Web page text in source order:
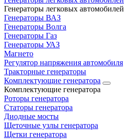
Генераторы легковых автомобилей
Генераторы ВАЗ
Генераторы Волга
Генераторы Газ
Генераторы УАЗ
Магнето
Регулятор напряжения автомобиля
Тракторные генераторы
Комплектующие генератора
Комплектующие генератора
Роторы генератора
Статоры генератора
Диодные мосты
Щеточные узлы генератора
Щетки генератора